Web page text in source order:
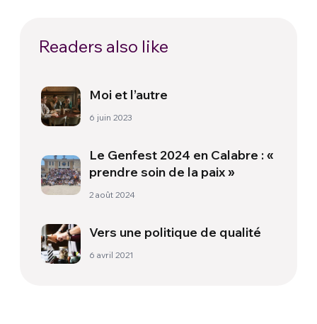
Readers also like
Moi et l’autre
6 juin 2023
Le Genfest 2024 en Calabre : «
prendre soin de la paix »
2 août 2024
Vers une politique de qualité
6 avril 2021